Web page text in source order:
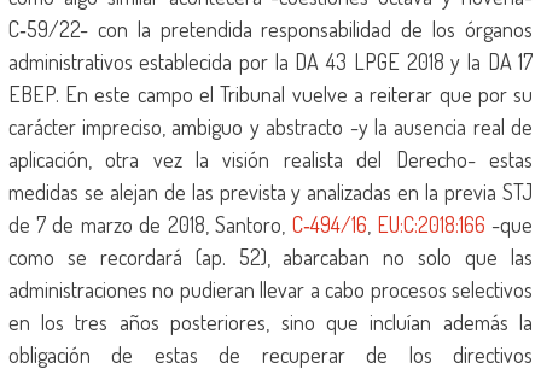
C‑59/22- con la pretendida responsabilidad de los órganos
administrativos establecida por la DA 43 LPGE 2018 y la DA 17
EBEP. En este campo el Tribunal vuelve a reiterar que por su
carácter impreciso, ambiguo y abstracto -y la ausencia real de
aplicación, otra vez la visión realista del Derecho- estas
medidas se alejan de las prevista y analizadas en la previa STJ
de 7 de marzo de 2018, Santoro, C‑494/16 EU:C:2018:166 -que
como se recordará (ap. 52), abarcaban no solo que las
administraciones no pudieran llevar a cabo procesos selectivos
en los tres años posteriores, sino que incluían además la
obligación de estas de recuperar de los directivos